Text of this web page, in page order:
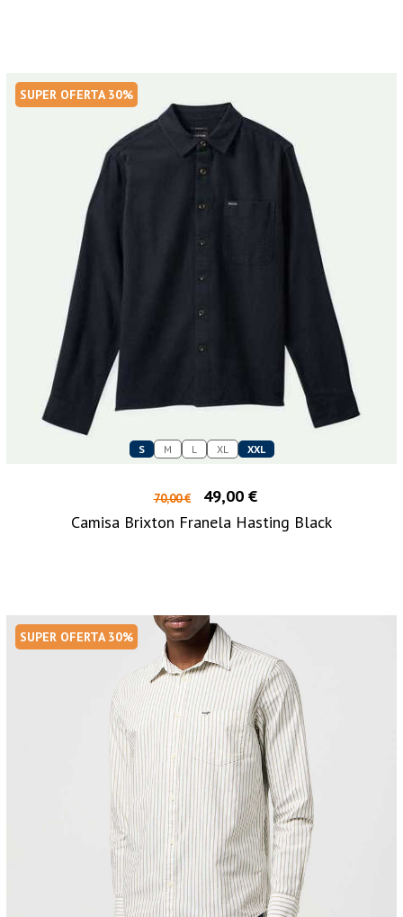
SUPER OFERTA 30%
S M L XL XXL
70,00 €
49,00 €
Camisa Brixton Franela Hasting Black
SUPER OFERTA 30%